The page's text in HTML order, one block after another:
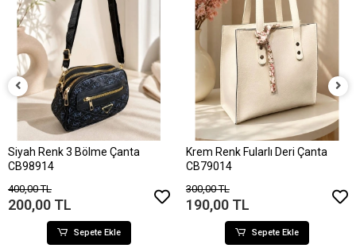
Siyah Renk 3 Bölme Çanta
CB98914
400,00 TL
200,00 TL
Sepete Ekle
Krem Renk Fularlı Deri Çanta
CB79014
300,00 TL
190,00 TL
Sepete Ekle